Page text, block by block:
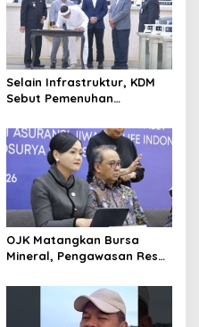
Selain Infrastruktur, KDM
Sebut Pemenuhan
Masyarakat Jadi Fokus
APBD Jabar 2027
OJK Matangkan Bursa
Mineral, Pengawasan Resmi